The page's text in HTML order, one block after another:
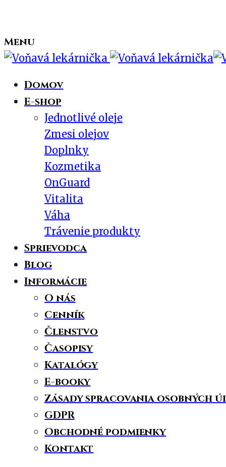
Menu
Domov
E-shop
Jednotlivé oleje
Zmesi olejov
Doplnky
Kozmetika
OnGuard
Vitalita
Váha
Trávenie produkty
Sprievodca
Blog
Informácie
O nás
Cenník
Členstvo
Časopisy
Katalógy
E-booky
Zásady spracovania osobných
GDPR
Obchodné podmienky
Kontakt